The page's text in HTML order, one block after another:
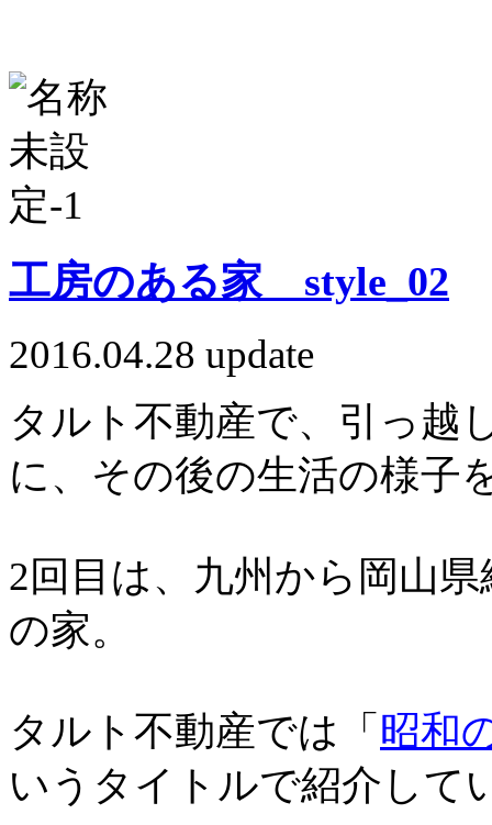
工房のある家 style_02
2016.04.28 update
タルト不動産で、引っ越
に、その後の生活の様子
2回目は、九州から岡山
の家。
タルト不動産では「 昭和
いうタイトルで紹介して